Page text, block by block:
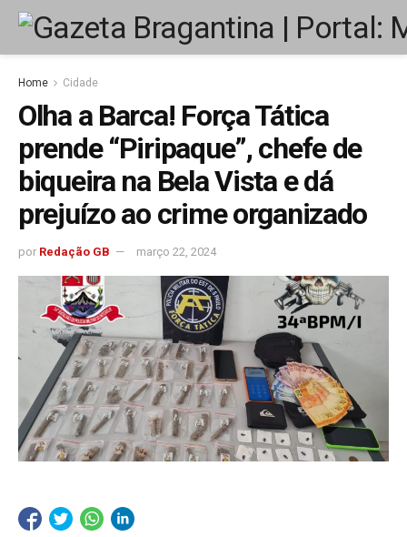
Home Cidade
Olha a Barca! Força Tática
prende “Piripaque”, chefe de
biqueira na Bela Vista e dá
prejuízo ao crime organizado
por Redação GB março 22, 2024